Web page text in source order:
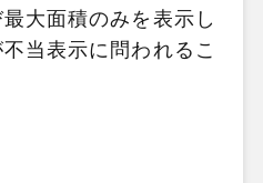
大面積のみを表示し
当表示に問われるこ